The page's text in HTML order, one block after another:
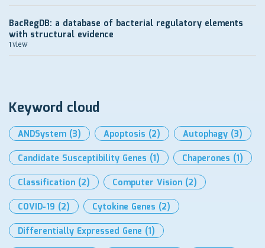
BacRegDB: a database of bacterial regulatory elements
with structural evidence
1 view
Keyword cloud
ANDSystem (3) Apoptosis (2) Autophagy (3)
Candidate Susceptibility Genes (1) Chaperones (1)
Classification (2) Computer Vision (2)
COVID-19 (2) Cytokine Genes (2)
Differentially Expressed Gene (1)